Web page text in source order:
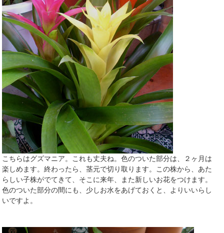
こちらはグズマニア。これも丈夫ね。色のついた部分は、２ヶ月は
楽しめます。終わったら、茎元で切り取ります。この株から、あた
らしい子株がでてきて、そこに来年、また新しいお花をつけます。
色のついた部分の間にも、少しお水をあげておくと、よりいいらし
いですよ。